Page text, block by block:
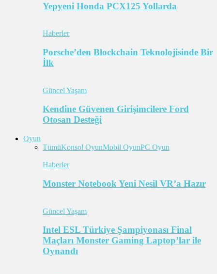
Yepyeni Honda PCX125 Yollarda
Haberler
Porsche’den Blockchain Teknolojisinde Bir
İlk
Güncel Yaşam
Kendine Güvenen Girişimcilere Ford
Otosan Desteği
Oyun
TümüKonsol OyunMobil OyunPC Oyun
Haberler
Monster Notebook Yeni Nesil VR’a Hazır
Güncel Yaşam
Intel ESL Türkiye Şampiyonası Final
Maçları Monster Gaming Laptop’lar ile
Oynandı